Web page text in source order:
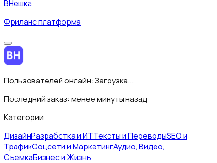
ВНешка
Фриланс платформа
Пользователей онлайн: Загрузка...
Последний заказ: менее минуты назад
Категории
ДизайнРазработка и ИТТексты и ПереводыSEO и
ТрафикСоцсети и МаркетингАудио, Видео,
СъемкаБизнес и Жизнь